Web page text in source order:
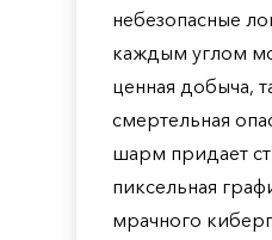
небезопасные
каждым углом
ценная добыча,
смертельная
шарм придает
пиксельная
мрачного